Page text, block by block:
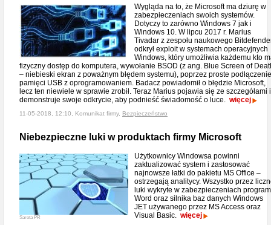
Wygląda na to, że Microsoft ma dziurę w
zabezpieczeniach swoich systemów.
Dotyczy to zarówno Windows 7 jak i
Windows 10. W lipcu 2017 r. Marius
Tivadar z zespołu naukowego
odkrył exploit w systemach operacyjnych
Windows, który umożliwia każdemu kto
fizyczny dostęp do komputera, wywołanie BSOD (z ang. Blue Screen of
– niebieski ekran z poważnym błędem systemu), poprzez proste podłączenie
pamięci USB z oprogramowaniem. Badacz powiadomił o błędzie Microsoft,
lecz ten niewiele w sprawie zrobił. Teraz Marius pojawia się ze szczegółami i
demonstruje swoje odkrycie, aby podnieść świadomość o luce. więcej
11-05-2018, 12:10, Komunikat firmy, Bezpieczeństwo
Niebezpieczne luki w produktach firmy Microsoft
Sarota PR
Użytkownicy Windowsa powinni
zaktualizować system i zastosować
najnowsze łatki do pakietu MS Office –
ostrzegają analitycy. Wszystko przez
luki wykryte w zabezpieczeniach
Word oraz silnika baz danych Windows
JET używanego przez MS Access oraz
Visual Basic. więcej